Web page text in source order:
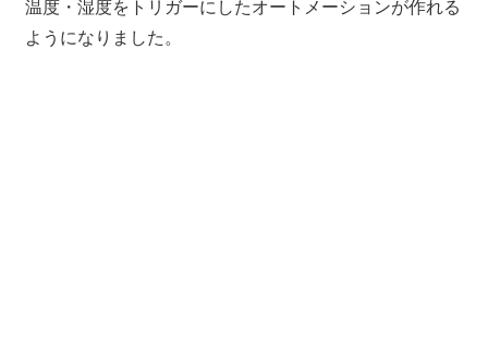
温度・湿度をトリガーにしたオートメーションが作れる
ようになりました。